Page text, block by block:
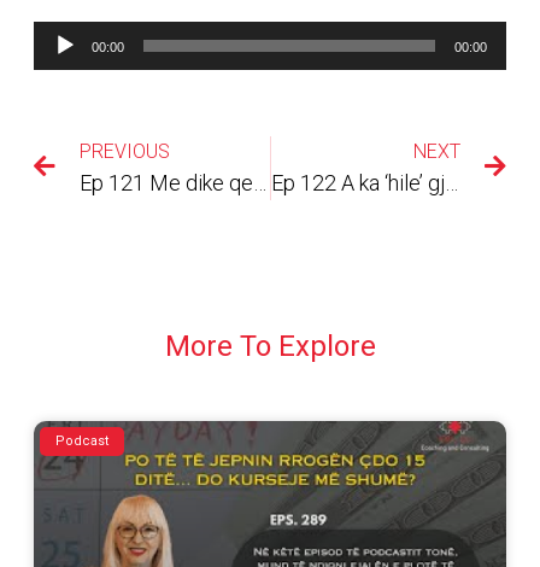
Lojtës
Audiosh
00:00 00:00
PREVIOUS NEXT
More To Explore
Podcast